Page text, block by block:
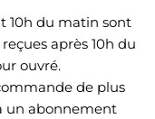
10h du matin sont
après 10h du
ouvré.
de plus
un abonnement